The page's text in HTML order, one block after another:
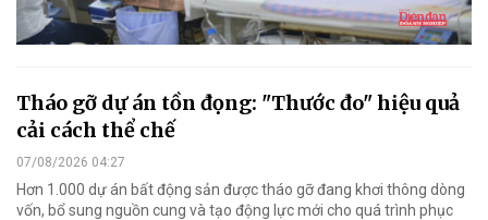
Tháo gỡ dự án tồn đọng: "Thước đo" hiệu quả
cải cách thể chế
07/08/2026 04:27
Hơn 1.000 dự án bất động sản được tháo gỡ đang khơi thông dòng
vốn, bổ sung nguồn cung và tạo động lực mới cho quá trình phục